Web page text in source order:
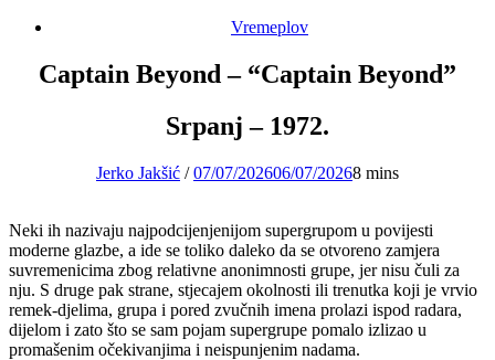
Vremeplov
Captain Beyond – “Captain Beyond”
Srpanj – 1972.
Jerko Jakšić /07/07/202606/07/20268 mins
Neki ih nazivaju najpodcijenjenijom supergrupom u povijesti
moderne glazbe, a ide se toliko daleko da se otvoreno zamjera
suvremenicima zbog relativne anonimnosti grupe, jer nisu čuli za
nju. S druge pak strane, stjecajem okolnosti ili trenutka koji je vrvio
remek-djelima, grupa i pored zvučnih imena prolazi ispod radara,
dijelom i zato što se sam pojam supergrupe pomalo izlizao u
promašenim očekivanjima i neispunjenim nadama.